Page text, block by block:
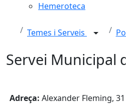
Hemeroteca
Temes i Serveis
Servei Municipal
Adreça: Alexander Fleming,